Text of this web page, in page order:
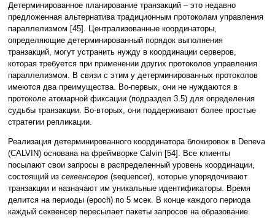
Детерминированное планирование транзакций – это недавно
предложенная альтернатива традиционным протоколам управления
параллелизмом [45]. Централизованные координаторы,
определяющие детерминированный порядок выполнения
транзакций, могут устранить нужду в координации серверов,
которая требуется при применении других протоколов управления
параллелизмом. В связи с этим у детерминированных протоколов
имеются два преимущества. Во-первых, они не нуждаются в
протоколе атомарной фиксации (подраздел 3.5) для определения
судьбы транзакции. Во-вторых, они поддерживают более простые
стратегии репликации.
Реализация детерминированного координатора блокировок в Deneva
(CALVIN) основана на фреймворке Calvin [54]. Все клиенты
посылают свои запросы в распределенный уровень координации,
состоящий из секвенсеров (sequencer), которые упорядочивают
транзакции и назначают им уникальные идентификаторы. Время
делится на периоды (epoch) по 5 мсек. В конце каждого периода
каждый секвенсер пересылает пакеты запросов на образование